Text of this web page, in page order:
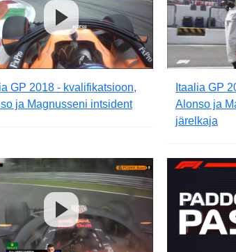
GP 2018 - kvalifikatsioon,
ja Magnusseni intsident
Itaalia GP
Alonso ja
järelkaja